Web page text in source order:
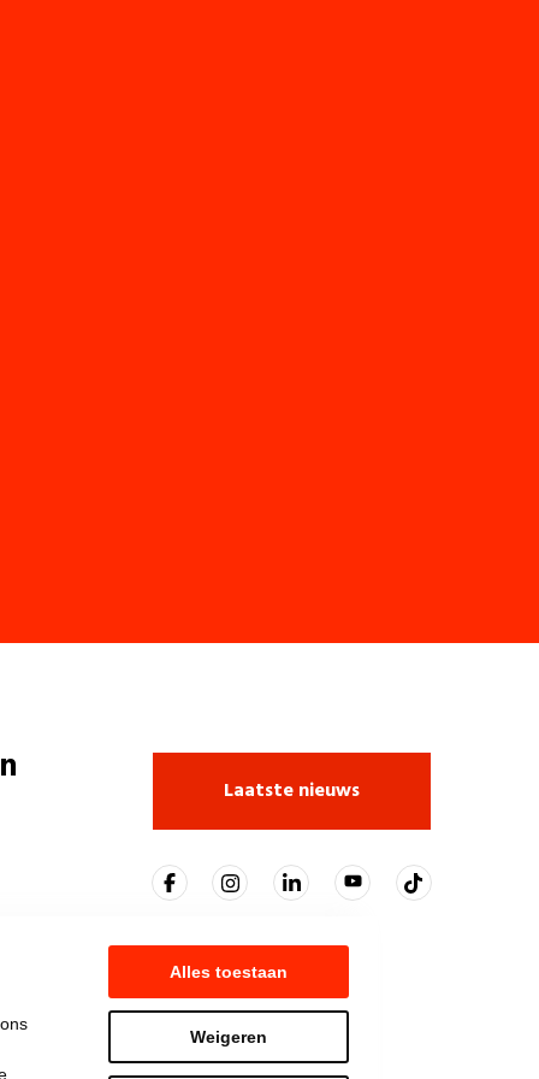
Alles toestaan
Weigeren
Laatste nieuws